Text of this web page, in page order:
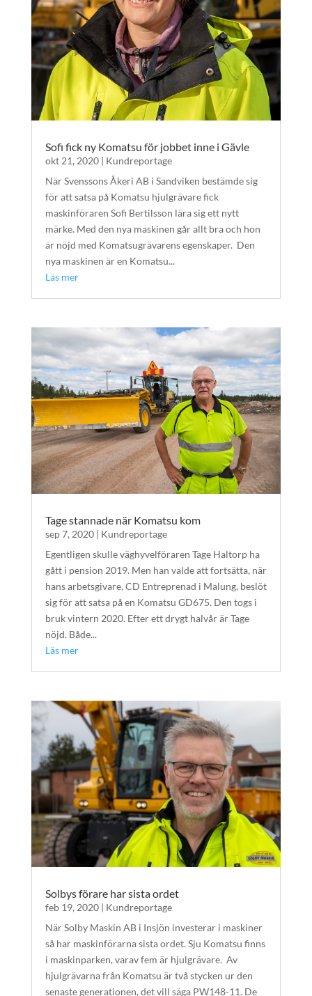
Sofi fick ny Komatsu för jobbet inne i Gävle
okt 21, 2020| Kundreportage
När Svenssons Åkeri AB i Sandviken bestämde sig
för att satsa på Komatsu hjulgrävare fick
maskinföraren Sofi Bertilsson lära sig ett nytt
märke. Med den nya maskinen går allt bra och hon
är nöjd med Komatsugrävarens egenskaper. Den
nya maskinen är en Komatsu...
Läs mer
Tage stannade när Komatsu kom
sep 7, 2020| Kundreportage
Egentligen skulle väghyvelföraren Tage Haltorp ha
gått i pension 2019. Men han valde att fortsätta, när
hans arbetsgivare, CD Entreprenad i Malung, beslöt
sig för att satsa på en Komatsu GD675. Den togs i
bruk vintern 2020. Efter ett drygt halvår är Tage
nöjd. Både...
Läs mer
Solbys förare har sista ordet
feb 19, 2020| Kundreportage
När Solby Maskin AB i Insjön investerar i maskiner
så har maskinförarna sista ordet. Sju Komatsu finns
i maskinparken, varav fem är hjulgrävare. Av
hjulgrävarna från Komatsu är två stycken ur den
senaste generationen, det vill säga PW148-11. De